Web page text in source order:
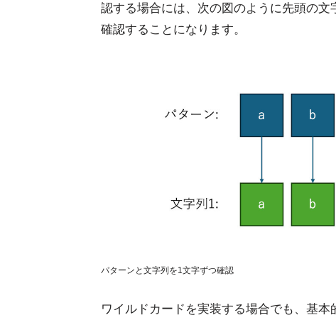
認する場合には、次の図のように先頭の
確認することになります。
パターンと文字列を1文字ずつ確認
ワイルドカードを実装する場合でも、基